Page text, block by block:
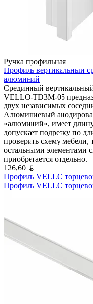
Ручка профильная
Профиль вертикальный
алюминий
Срединный
VELLO-TD3M-05
двух независимых
Алюминиевый
«алюминий», имеет
допускает подрезку по
проверить схему мебели,
остальными элементами
приобретается отдельно.
126,60
Профиль VELLO
Профиль VELLO